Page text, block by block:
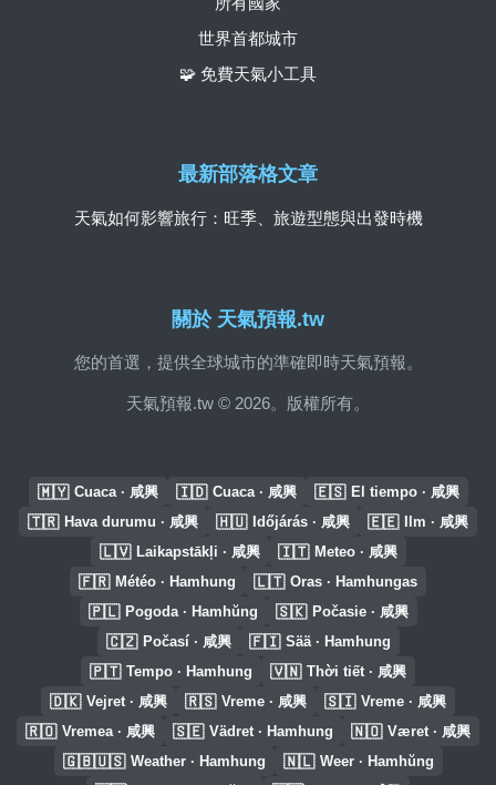
關於 天氣預報.tw
您的首選，提供全球城市的準確即時天氣預報。
天氣預報.tw © 2026。版權所有。
世界首都城市
🧩 免費天氣小工具
最新部落格文章
天氣如何影響旅行：旺季、旅遊型態與出發時機
🇲🇾 Cuaca · 咸興 🇮🇩 Cuaca · 咸興 🇪🇸 El tiempo · 咸興
🇹🇷 Hava durumu · 咸興 🇭🇺 Időjárás · 咸興 🇪🇪 Ilm · 咸興
🇱🇻 Laikapstākļi · 咸興 🇮🇹 Meteo · 咸興
🇫🇷 Météo · Hamhung 🇱🇹 Oras · Hamhungas
🇵🇱 Pogoda · Hamhŭng 🇸🇰 Počasie · 咸興
🇨🇿 Počasí · 咸興 🇫🇮 Sää · Hamhung
🇵🇹 Tempo · Hamhung 🇻🇳 Thời tiết · 咸興
🇩🇰 Vejret · 咸興 🇷🇸 Vreme · 咸興 🇸🇮 Vreme · 咸興
🇷🇴 Vremea · 咸興 🇸🇪 Vädret · Hamhung 🇳🇴 Været · 咸興
🇬🇧🇺🇸 Weather · Hamhung 🇳🇱 Weer · Hamhŭng